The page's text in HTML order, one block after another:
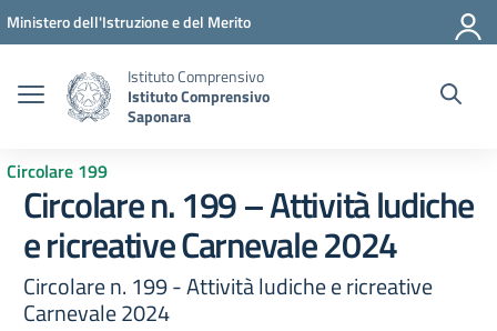
Vai ai contenuti
Vai al menu di navigazione
Vai al footer
Ministero dell'Istruzione e del Merito
Istituto Comprensivo
Istituto Comprensivo
Saponara
Circolare 199
Circolare n. 199 – Attività ludiche
e ricreative Carnevale 2024
Circolare n. 199 - Attività ludiche e ricreative
Carnevale 2024